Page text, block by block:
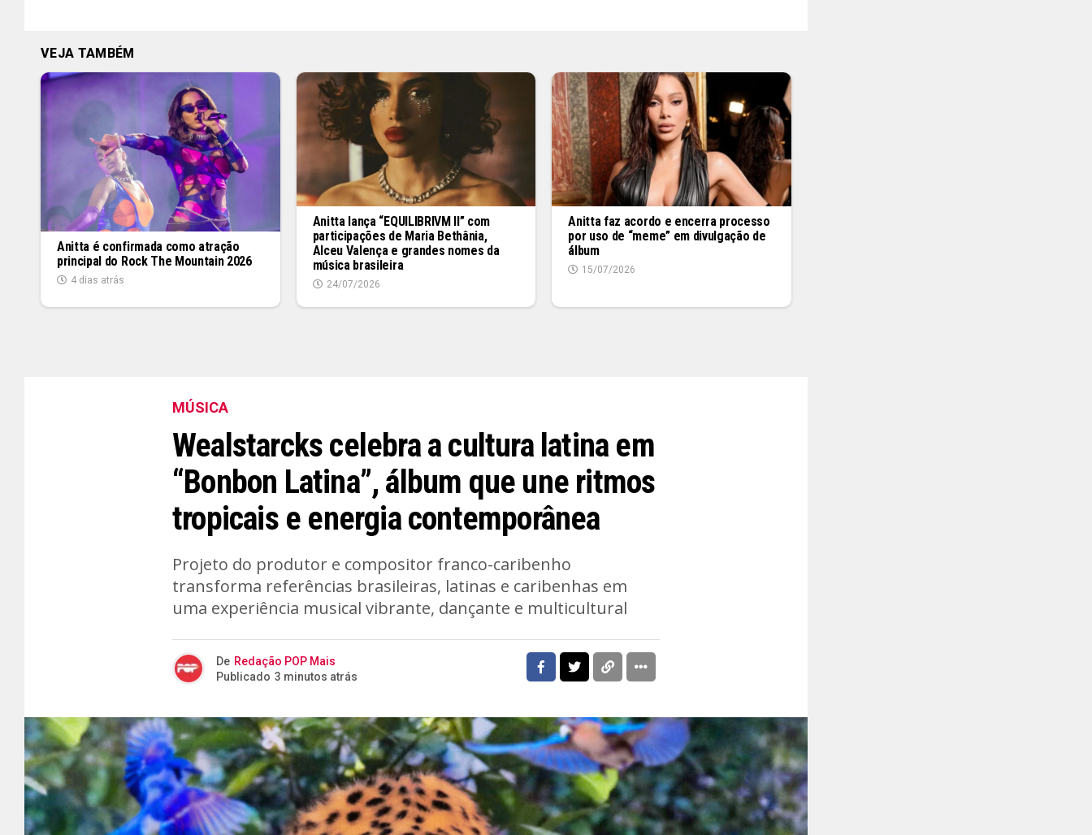
VEJA TAMBÉM
Anitta é confirmada como atração
principal do Rock The Mountain 2026
4 dias atrás
Anitta lança “EQUILIBRIVM II” com
participações de Maria Bethânia,
Alceu Valença e grandes nomes da
música brasileira
24/07/2026
Anitta faz acordo e encerra processo
por uso de “meme” em divulgação de
álbum
15/07/2026
MÚSICA
Wealstarcks celebra a cultura latina em
“Bonbon Latina”, álbum que une ritmos
tropicais e energia contemporânea
Projeto do produtor e compositor franco-caribenho
transforma referências brasileiras, latinas e caribenhas em
uma experiência musical vibrante, dançante e multicultural
De Redação POP Mais
Publicado 3 minutos atrás